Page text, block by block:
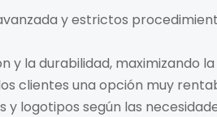
y estrictos
y la durabilidad, maximizando
clientes una opción muy
logotipos según las